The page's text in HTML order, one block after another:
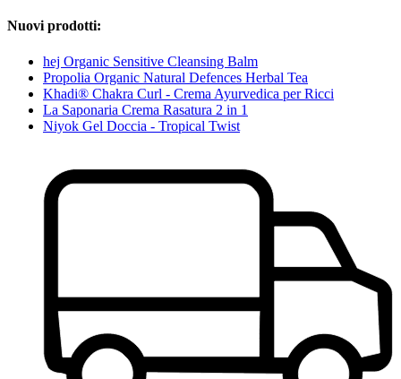
Nuovi prodotti:
hej Organic Sensitive Cleansing Balm
Propolia Organic Natural Defences Herbal Tea
Khadi® Chakra Curl - Crema Ayurvedica per Ricci
La Saponaria Crema Rasatura 2 in 1
Niyok Gel Doccia - Tropical Twist